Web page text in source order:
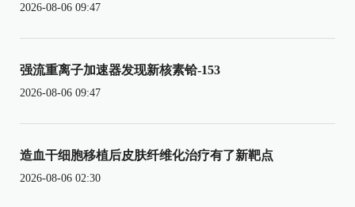
2026-08-06 09:47
强流重离子加速器发现新核素铪-153
2026-08-06 09:47
造血干细胞移植后皮肤纤维化治疗有了新靶点
2026-08-06 02:30